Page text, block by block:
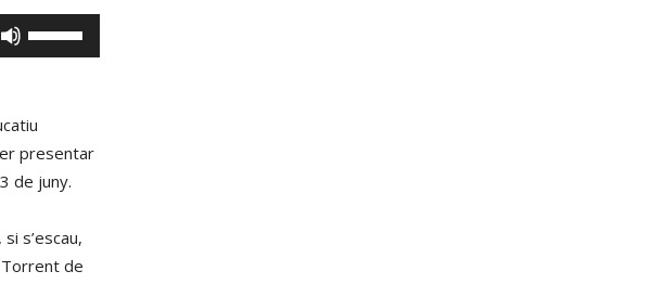
servir
cap
presentar
de juny.
s’escau,
Torrent de